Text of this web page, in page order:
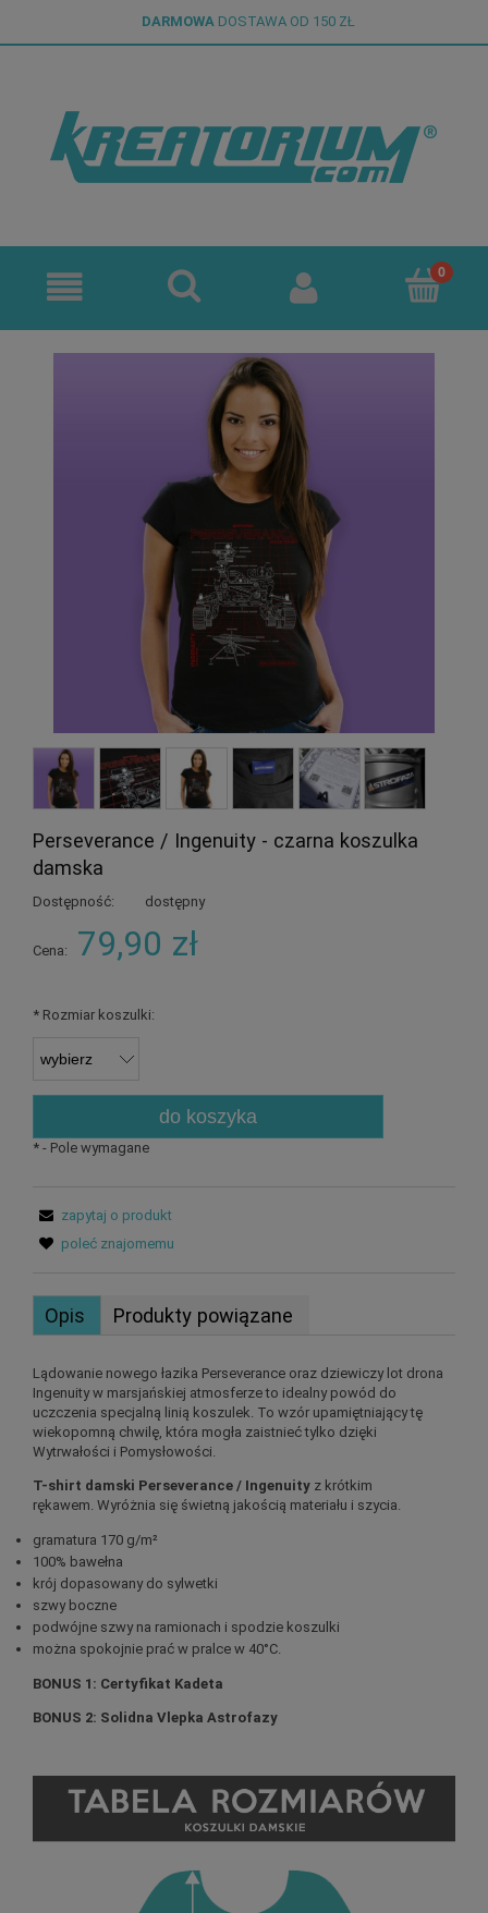
DARMOWA DOSTAWA OD 150 ZŁ
Perseverance / Ingenuity - czarna koszulka
damska
Dostępność: dostępny
Cena: 79,90 zł
*Rozmiar koszulki:
do koszyka
*- Pole wymagane
zapytaj o produkt
poleć znajomemu
Opis Produkty powiązane
Lądowanie nowego łazika Perseverance oraz dziewiczy lot drona
Ingenuity w marsjańskiej atmosferze to idealny powód do
uczczenia specjalną linią koszulek. To wzór upamiętniający tę
wiekopomną chwilę, która mogła zaistnieć tylko dzięki
Wytrwałości i Pomysłowości.
T-shirt damski Perseverance / Ingenuity z krótkim
rękawem. Wyróżnia się świetną jakością materiału i szycia.
gramatura 170 g/m²
100% bawełna
krój dopasowany do sylwetki
szwy boczne
podwójne szwy na ramionach i spodzie koszulki
można spokojnie prać w pralce w 40°C.
BONUS 1: Certyfikat Kadeta
BONUS 2: Solidna Vlepka Astrofazy